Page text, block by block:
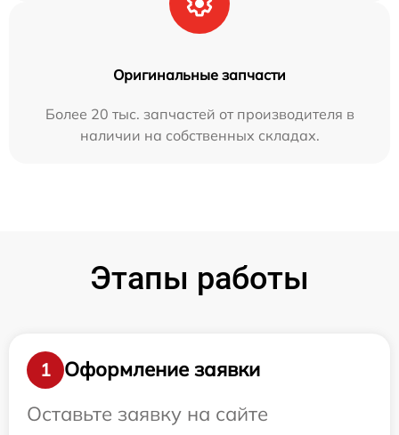
Оригинальные запчасти
Более 20 тыс. запчастей от производителя в
наличии на собственных складах.
Этапы работы
1
Оформление заявки
Оставьте заявку на сайте